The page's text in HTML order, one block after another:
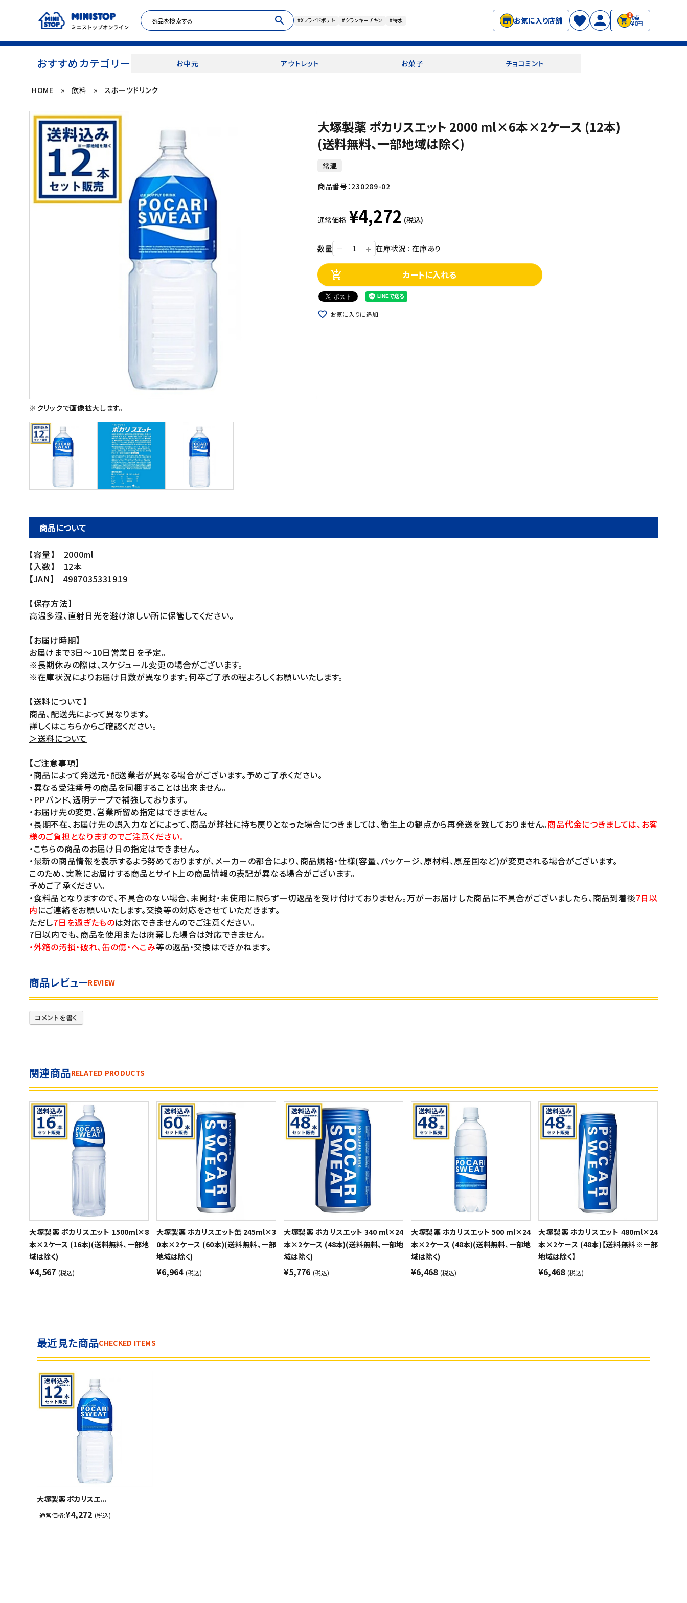
search #Xフライドポテト #クランキーチキン #特水 お気に入り店舗
00点
¥0円
おすすめカテゴリー お中元 アウトレット お菓子 チョコミント
ACCOUNT MENU
ログイン person 新規登録
カテゴリから探す
冷凍食品
フードロス
ペット用品
SHOP GUIDE
プライバシーポリシー
利用規約
会社概要
HOME » 飲料 » スポーツドリンク
※クリックで画像拡大します。
大塚製薬 ポカリスエット 2000 ml×6本×2ケース (12本)
(送料無料、一部地域は除く)
常温
商品番号： 230289-02
通常価格 ¥4,272 (税込)
数量 ー + 在庫状況 : 在庫あり
add_shopping_cart カートに入れる
favorite_border お気に入りに追加
商品について
【容量】 2000ml
【入数】 12本
【JAN】 4987035331919
【保存方法】
高温多湿、直射日光を避け涼しい所に保管してください。
【お届け時期】
お届けまで3日～10日営業日を予定。
※長期休みの際は、スケジュール変更の場合がございます。
※在庫状況によりお届け日数が異なります。何卒ご了承の程よろしくお願いいたします。
【送料について】
商品、配送先によって異なります。
詳しくはこちらからご確認ください。
＞送料について
【ご注意事項】
・商品によって発送元・配送業者が異なる場合がございます。予めご了承ください。
・異なる受注番号の商品を同梱することは出来ません。
・PPバンド、透明テープで補強しております。
・お届け先の変更、営業所留め指定はできません。
・長期不在、お届け先の誤入力などによって、商品が弊社に持ち戻りとなった場合につきましては、衛生上の観点から再発送を致しておりません。商品代金につきましては、お客
様のご負担となりますのでご注意ください。
・こちらの商品のお届け日の指定はできません。
・最新の商品情報を表示するよう努めておりますが、メーカーの都合により、商品規格・仕様(容量、パッケージ、原材料、原産国など)が変更される場合がございます。
このため、実際にお届けする商品とサイト上の商品情報の表記が異なる場合がございます。
予めご了承ください。
・食料品となりますので、不具合のない場合、未開封・未使用に限らず一切返品を受け付けておりません。万が一お届けした商品に不具合がございましたら、商品到着後7日以
内にご連絡をお願いいたします。交換等の対応をさせていただきます。
ただし7日を過ぎたものは対応できませんのでご注意ください。
7日以内でも、商品を使用または廃棄した場合は対応できません。
・外箱の汚損・破れ、缶の傷・へこみ等の返品・交換はできかねます。
商品レビューREVIEW
コメントを書く
関連商品RELATED PRODUCTS
大塚製薬 ポカリスエット 1500ml×8
本×2ケース (16本)(送料無料、一部地
域は除く)
¥4,567 (税込)
大塚製薬 ポカリスエット缶 245ml×3
0本×2ケース (60本)(送料無料、一部
地域は除く)
¥6,964 (税込)
大塚製薬 ポカリスエット 340 ml×24
本×2ケース (48本)(送料無料、一部地
域は除く)
¥5,776 (税込)
大塚製薬 ポカリスエット 500 ml×24
本×2ケース (48本)(送料無料、一部地
域は除く)
¥6,468 (税込)
大塚製薬 ポカリスエット 480ml×24
本×2ケース (48本)【送料無料※一部
地域は除く】
¥6,468 (税込)
最近見た商品CHECKED ITEMS
大塚製薬 ポカリスエ...
通常価格:¥4,272 (税込)